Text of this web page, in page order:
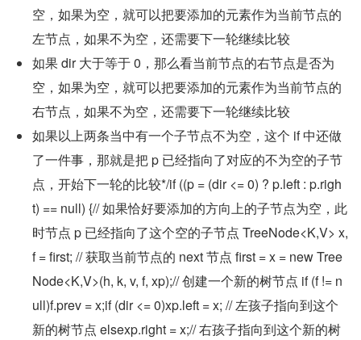
空，如果为空，就可以把要添加的元素作为当前节点的
左节点，如果不为空，还需要下一轮继续比较
如果 dir 大于等于 0，那么看当前节点的右节点是否为
空，如果为空，就可以把要添加的元素作为当前节点的
右节点，如果不为空，还需要下一轮继续比较
如果以上两条当中有一个子节点不为空，这个 if 中还做
了一件事，那就是把 p 已经指向了对应的不为空的子节
点，开始下一轮的比较*/if ((p = (dir <= 0) ? p.left : p.righ
t) == null) {// 如果恰好要添加的方向上的子节点为空，此
时节点 p 已经指向了这个空的子节点 TreeNode<K,V> x,
f = first; // 获取当前节点的 next 节点 first = x = new Tree
Node<K,V>(h, k, v, f, xp);// 创建一个新的树节点 if (f != n
ull)f.prev = x;if (dir <= 0)xp.left = x; // 左孩子指向到这个
新的树节点 elsexp.right = x;// 右孩子指向到这个新的树